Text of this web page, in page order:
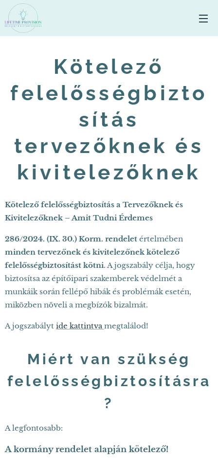
Kötelező
felelősségbizto
sítás
tervezőknek és
kivitelezőknek
Kötelező felelősségbiztosítás a Tervezőknek és
Kivitelezőknek – Amit Tudni Érdemes
286/2024. (IX. 30.) Korm. rendelet értelmében
minden tervezőnek és kivitelezőnek kötelező
felelősségbiztosítást kötni. A jogszabály célja, hogy
biztosítsa az építőipari szakemberek védelmét a
munkáik során fellépő hibák és problémák esetén,
miközben növeli a megbízók bizalmát.
A jogszabályt ide kattintvamegtalálod!
Miért van szükség
felelősségbiztosításra
?
A legfontosabb:
A kormány rendelet alapján kötelező!